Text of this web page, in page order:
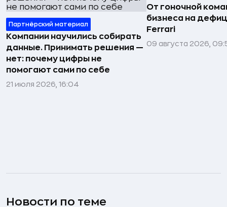
Партнёрский материал
Компании научились собирать
данные. Принимать решения —
нет: почему цифры не
помогают сами по себе
21 июля 2026, 16:04
От гоночной
бизнеса на
Ferrari
09 августа 2026,
Новости по теме